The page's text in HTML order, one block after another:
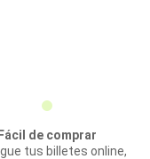
Fácil de comprar
tus billetes online,